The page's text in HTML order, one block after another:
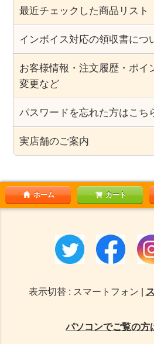
最近チェックした商品リスト
インボイス対応の領収書につ
お客様情報・注文履歴・ポイ
変更など
パスワードを忘れた方はこち
実店舗のご案内
ホーム カート
表示切替 : スマートフォン |
パソコンでご覧の方